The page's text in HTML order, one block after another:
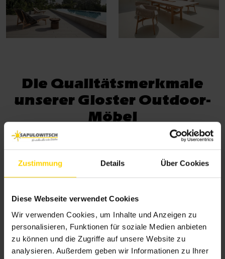
Zustimmung Details Über Cookies
Diese Webseite verwendet Cookies
Wir verwenden Cookies, um Inhalte und Anzeigen zu
personalisieren, Funktionen für soziale Medien anbieten
zu können und die Zugriffe auf unsere Website zu
analysieren. Außerdem geben wir Informationen zu Ihrer
Die Qualitätsmerkmale
unserer Gloster Outdoor-
Möbel
Wetterfest & langlebig
Teak, Aluminium und Outdoor-Geflechte – bewusst
kombiniert. Beständig bei Sonne, Regen und Frost.
Ergänzt durch wetterfeste Stoffe, UV-beständig,